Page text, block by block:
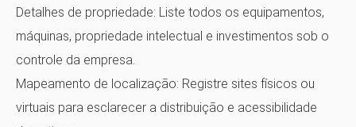
Detalhes de propriedade: Liste todos os equipamentos,
máquinas, propriedade intelectual e investimentos sob o
controle da empresa.
Mapeamento de localização: Registre sites físicos ou
virtuais para esclarecer a distribuição e acessibilidade